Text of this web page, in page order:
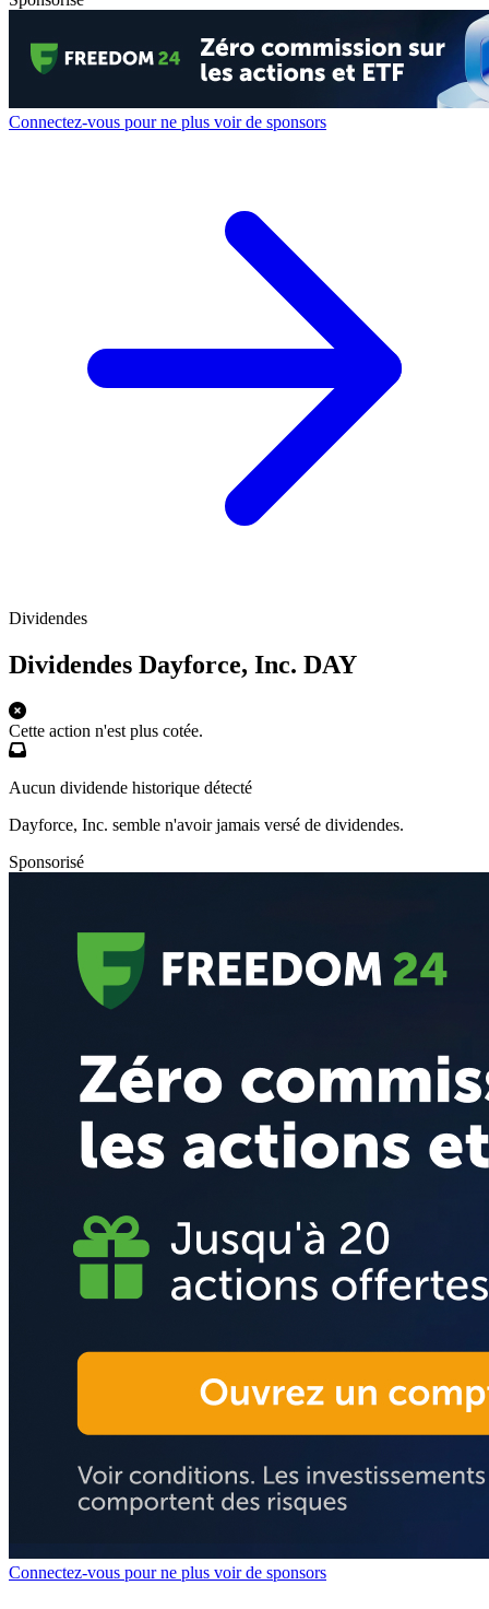
Connectez-vous pour ne plus voir de sponsors
Dividendes
Dividendes Dayforce, Inc. DAY
Cette action n'est plus cotée.
Aucun dividende historique détecté
Dayforce, Inc. semble n'avoir jamais versé de dividendes.
Sponsorisé
Connectez-vous pour ne plus voir de sponsors